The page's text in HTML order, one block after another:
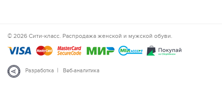
© 2026 Сити-класс. Распродажа женской и мужской обуви.
Разработка | Веб-аналитика